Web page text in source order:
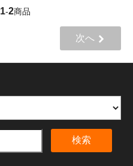
1-2商品
次へ
検索